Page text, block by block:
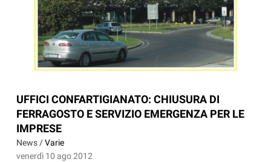
UFFICI CONFARTIGIANATO: CHIUSURA DI
FERRAGOSTO E SERVIZIO EMERGENZA PER LE
IMPRESE
News /Varie
venerdì 10 ago 2012